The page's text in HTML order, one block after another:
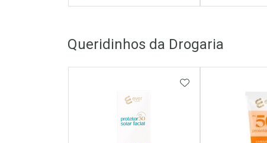
Laboratório
Por Menos Por
Queridinhos da Drogaria
ADICIONAR AOS